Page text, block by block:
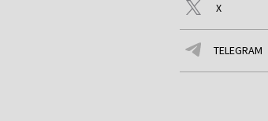
X
TELEGRAM